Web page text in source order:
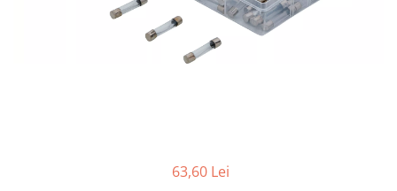
63,60 Lei